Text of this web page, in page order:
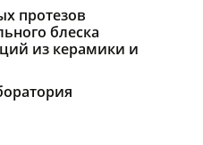
протезов
блеска
из керамики и